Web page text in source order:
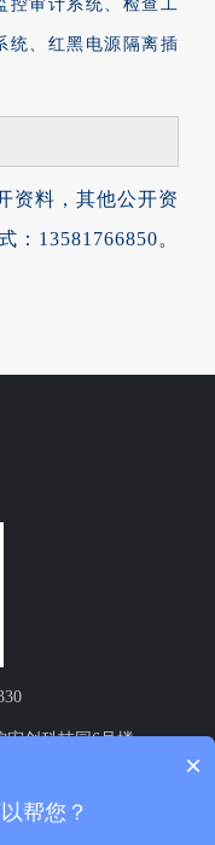
控审计系统、检查工
统、红黑电源隔离插
资料， 其他公开资
：13581766850。
宏创科技园6号楼
×
帮您？